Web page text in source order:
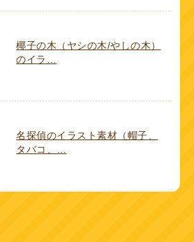
椰子の木（ヤシの木/やしの木）
のイラ…
名探偵のイラスト素材（帽子、
タバコ、…